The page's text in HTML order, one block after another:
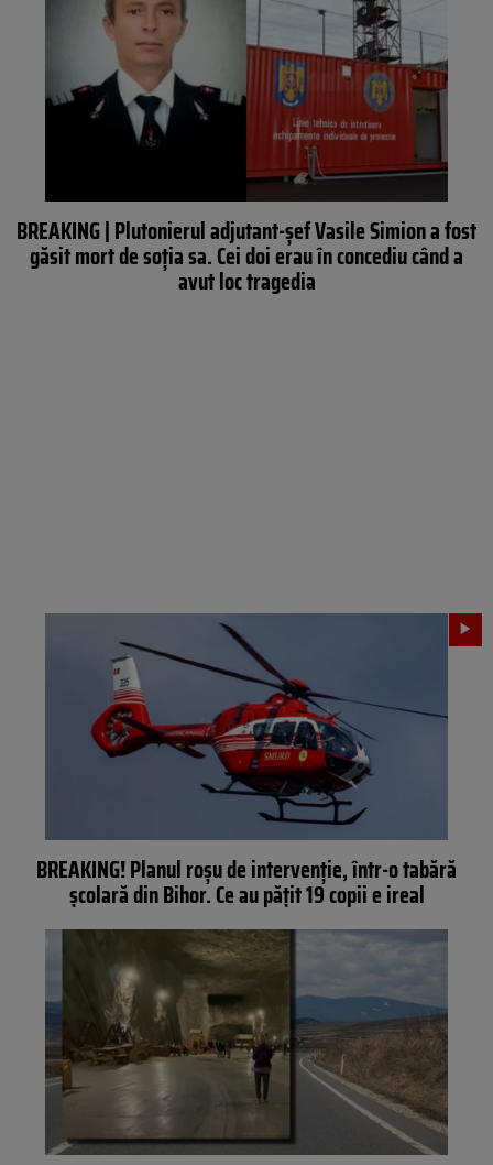
BREAKING | Plutonierul adjutant-șef Vasile Simion a fost
găsit mort de soția sa. Cei doi erau în concediu când a
avut loc tragedia
BREAKING! Planul roșu de intervenție, într-o tabără
școlară din Bihor. Ce au pățit 19 copii e ireal